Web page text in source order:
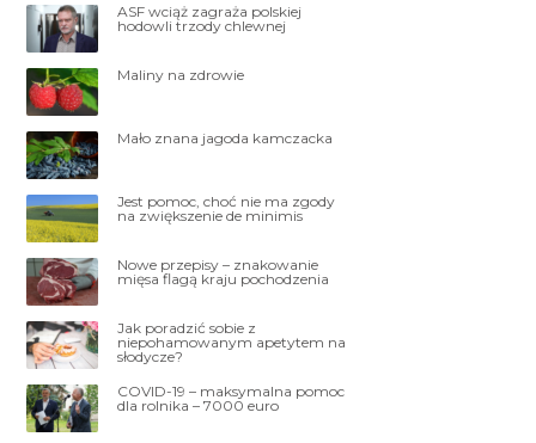
ASF wciąż zagraża polskiej
hodowli trzody chlewnej
Maliny na zdrowie
Mało znana jagoda kamczacka
Jest pomoc, choć nie ma zgody
na zwiększenie de minimis
Nowe przepisy – znakowanie
mięsa flagą kraju pochodzenia
Jak poradzić sobie z
niepohamowanym apetytem na
słodycze?
COVID-19 – maksymalna pomoc
dla rolnika – 7000 euro